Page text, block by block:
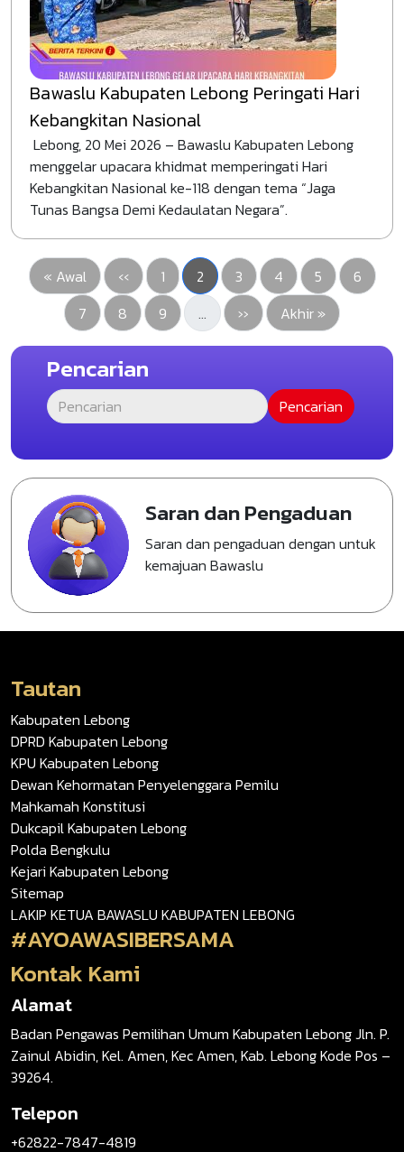
Bawaslu Kabupaten Lebong Peringati Hari
Kebangkitan Nasional
Lebong, 20 Mei 2026 – Bawaslu Kabupaten Lebong
menggelar upacara khidmat memperingati Hari
Kebangkitan Nasional ke-118 dengan tema “Jaga
Tunas Bangsa Demi Kedaulatan Negara”.
First page
« Awal Halaman sebelumnya
‹‹ Pengawasan
1 Halaman sekarang
2 Pengawasan
3 Pengawasan
4 Pengawasan
5
6
Pengawasan
7 Pengawasan
8 Pengawasan
9 … Halaman berikutnya
›› Last page
Akhir »
Pencarian
Saran dan Pengaduan
Saran dan pengaduan dengan untuk
kemajuan Bawaslu
Tautan
Kabupaten Lebong
DPRD Kabupaten Lebong
KPU Kabupaten Lebong
Dewan Kehormatan Penyelenggara Pemilu
Mahkamah Konstitusi
Dukcapil Kabupaten Lebong
Polda Bengkulu
Kejari Kabupaten Lebong
Sitemap
LAKIP KETUA BAWASLU KABUPATEN LEBONG
#AYOAWASIBERSAMA
Kontak Kami
Alamat
Badan Pengawas Pemilihan Umum Kabupaten Lebong Jln. P.
Zainul Abidin, Kel. Amen, Kec Amen, Kab. Lebong Kode Pos –
39264.
Telepon
+62822-7847-4819